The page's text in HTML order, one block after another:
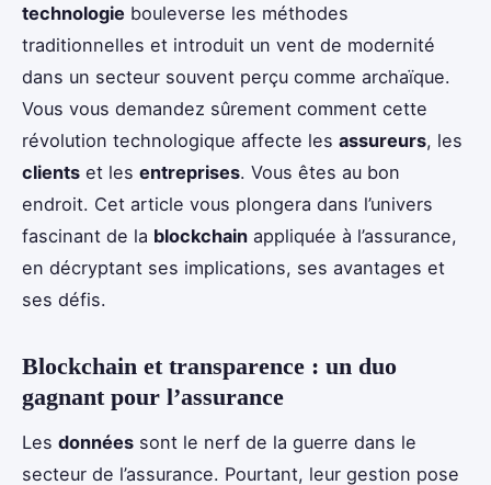
technologie bouleverse les méthodes
traditionnelles et introduit un vent de modernité
dans un secteur souvent perçu comme archaïque.
Vous vous demandez sûrement comment cette
révolution technologique affecte les assureurs, les
clients et les entreprises. Vous êtes au bon
endroit. Cet article vous plongera dans l’univers
fascinant de la blockchain appliquée à l’assurance,
en décryptant ses implications, ses avantages et
ses défis.
Blockchain et transparence : un duo
gagnant pour l’assurance
Les données sont le nerf de la guerre dans le
secteur de l’assurance. Pourtant, leur gestion pose